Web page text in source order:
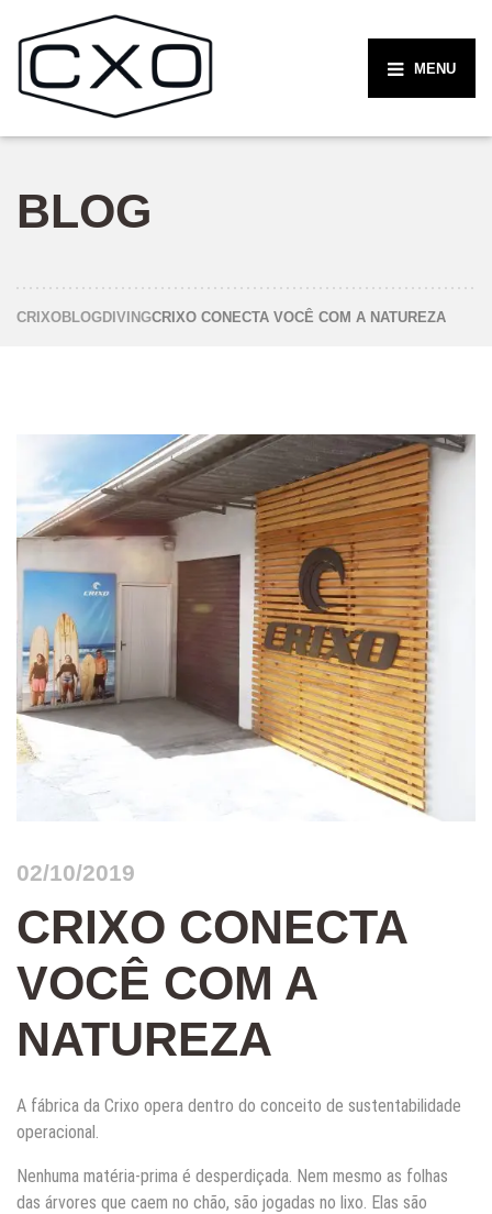
MENU
BLOG
CRIXO BLOG DIVINGCRIXO CONECTA VOCÊ COM A NATUREZA
02/10/2019
CRIXO CONECTA
VOCÊ COM A
NATUREZA
A fábrica da Crixo opera dentro do conceito de sustentabilidade
operacional.
Nenhuma matéria-prima é desperdiçada. Nem mesmo as folhas
das árvores que caem no chão, são jogadas no lixo. Elas são